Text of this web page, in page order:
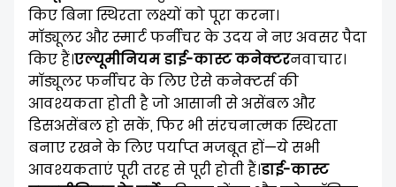
किए बिना स्थिरता लक्ष्यों को पूरा करना।
मॉड्यूलर और स्मार्ट फर्नीचर के उदय ने नए अवसर पैदा
किए हैं।एल्यूमीनियम डाई-कास्ट कनेक्टरनवाचार।
मॉड्यूलर फर्नीचर के लिए ऐसे कनेक्टर्स की
आवश्यकता होती है जो आसानी से असेंबल और
डिसअसेंबल हो सकें, फिर भी संरचनात्मक स्थिरता
बनाए रखने के लिए पर्याप्त मजबूत हों—ये सभी
आवश्यकताएं पूरी तरह से पूरी होती हैं।डाई-कास्ट